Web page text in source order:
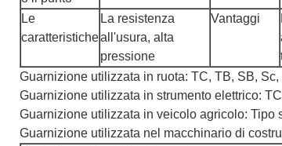
Le
caratteristiche
La resistenza
all'usura, alta
pressione
Vantaggi
Guarnizione utilizzata in ruota: TC, TB, SB,
Guarnizione utilizzata in strumento elettrico:
Guarnizione utilizzata in veicolo agricolo: Tipo
Guarnizione utilizzata nel macchinario di